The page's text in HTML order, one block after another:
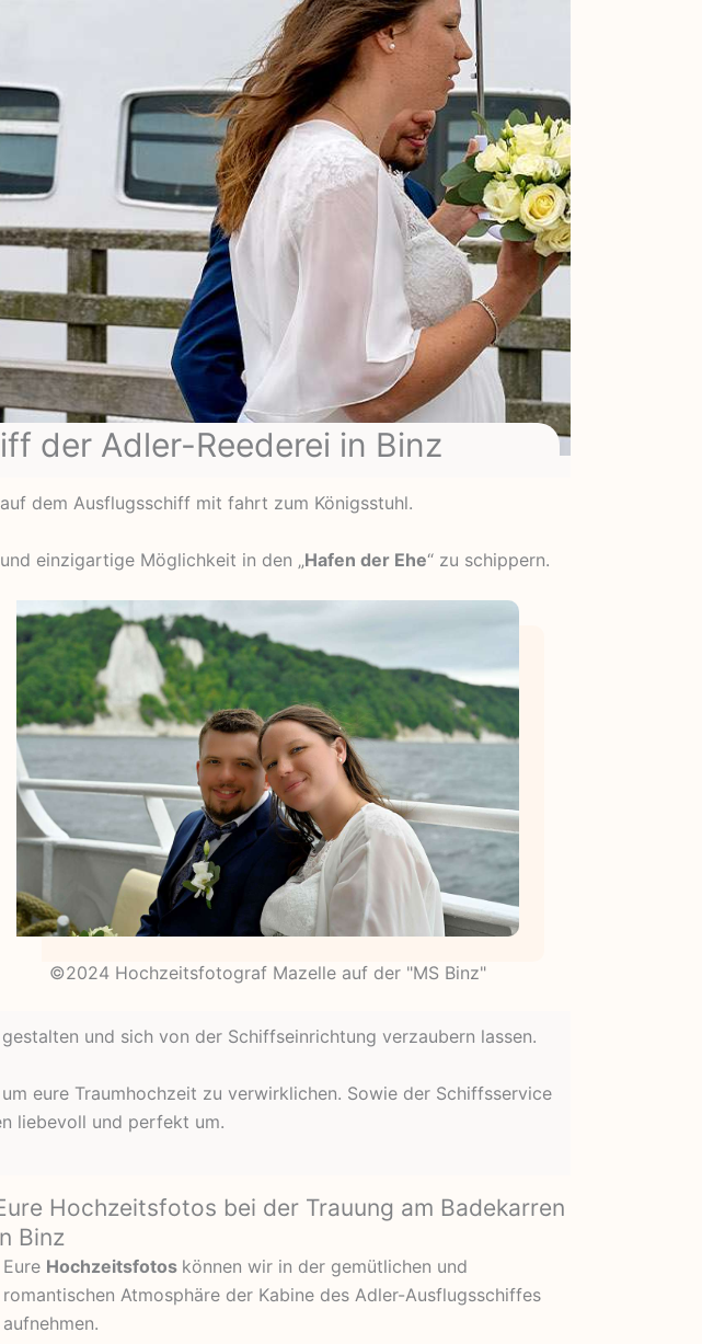
der Adler-Reederei in Binz
dem Ausflugsschiff mit fahrt zum Königsstuhl.
einzigartige Möglichkeit in den „Hafen der Ehe“ zu schippern.
©2024 Hochzeitsfotograf Mazelle auf der "MS Binz"
und sich von der Schiffseinrichtung verzaubern lassen.
eure Traumhochzeit zu verwirklichen. Sowie der Schiffsservice
liebevoll und perfekt um.
Hochzeitsfotos bei der Trauung am Badekarren
Binz
Eure Hochzeitsfotos können wir in der gemütlichen und
romantischen Atmosphäre der Kabine des Adler-Ausflugsschiffes
aufnehmen.